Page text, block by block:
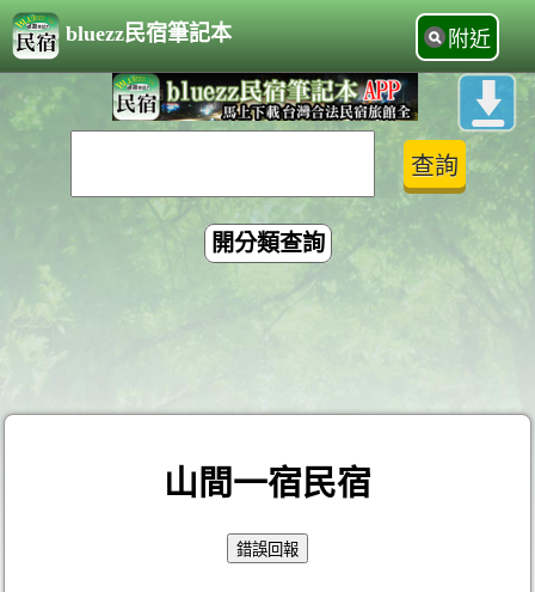
bluezz民宿筆記本 附近
開分類查詢
山間一宿民宿